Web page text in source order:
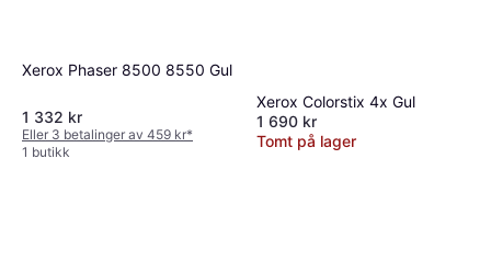
Xerox Phaser 8500 8550 Gul
1 332 kr
Eller 3 betalinger av 459 kr*
1 butikk
Xerox Colorstix 4x Gul
1 690 kr
Tomt på lager